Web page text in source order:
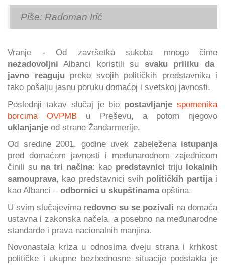
Piše: Radoman Irić
Vranje - Od završetka sukoba mnogo čime
nezadovoljni Albanci koristili su svaku priliku da
javno reagujupreko svojih političkih predstavnika i
tako pošalju jasnu poruku domaćoj i svetskoj javnosti.
Poslednji takav slučaj je bio postavljanje spomenika
borcima OVPMB u Preševu, a potom njegovo
uklanjanje od strane Žandarmerije.
Od sredine 2001. godine uvek zabeleženaistupanja
pred domaćom javnosti i međunarodnom zajednicom
činili su na tri načina: kao predstavnici triju lokalnih
samouprava, kao predstavnici svih političkih partijai
kao Albanci – odbornici u skupštinamaopština.
U svim slučajevima redovno su se pozivali na domaća
ustavna i zakonska načela, a posebno na međunarodne
standarde i prava nacionalnih manjina.
Novonastala kriza u odnosima dveju strana i krhkost
političke i ukupne bezbednosne situacije podstakla je